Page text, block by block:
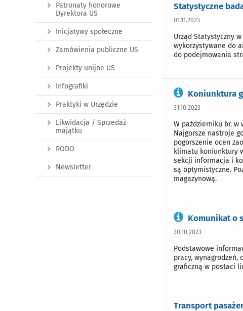
Statystyczne
01.11.2023
Urząd Statystyczny
wykorzystywane do
do podejmowania
Koniunktura
31.10.2023
W październiku br.
Najgorsze nastroje
pogorszenie ocen
klimatu koniunktury
sekcji informacja i
są optymistyczne.
magazynową.
Komunikat o
30.10.2023
Podstawowe
pracy,
graficzną w postaci
Transport
Patronaty honorowe
Dyrektora US
Inicjatywy społeczne
Zamówienia publiczne US
Projekty unijne US
Infografiki
Praktyki w Urzędzie
Likwidacja / Sprzedaż
majątku
RODO
Newsletter